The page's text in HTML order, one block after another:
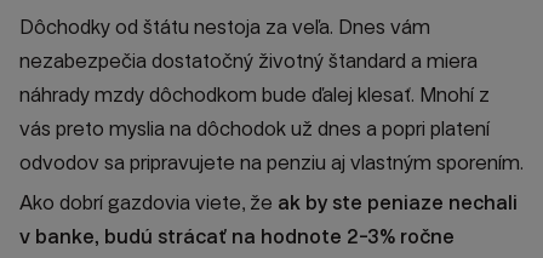
Dôchodky od štátu nestoja za veľa. Dnes vám
nezabezpečia dostatočný životný štandard a miera
náhrady mzdy dôchodkom bude ďalej klesať. Mnohí z
vás preto myslia na dôchodok už dnes a popri platení
odvodov sa pripravujete na penziu aj vlastným sporením.
Ako dobrí gazdovia viete, že ak by ste peniaze nechali
v banke, budú strácať na hodnote 2-3% ročne